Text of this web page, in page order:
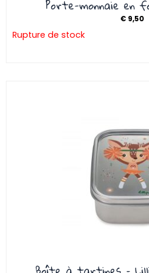
Porte-monnaie en
€9,50
Rupture de stock